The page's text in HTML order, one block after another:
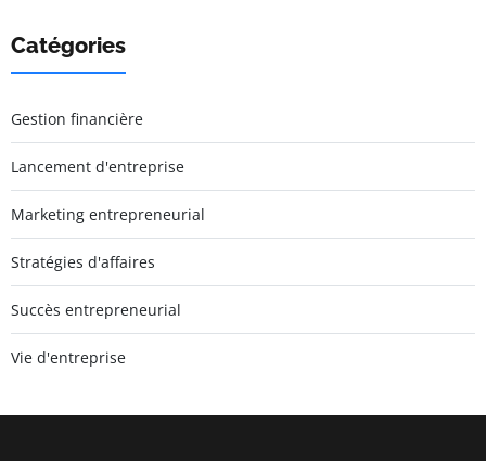
Catégories
Gestion financière
Lancement d'entreprise
Marketing entrepreneurial
Stratégies d'affaires
Succès entrepreneurial
Vie d'entreprise